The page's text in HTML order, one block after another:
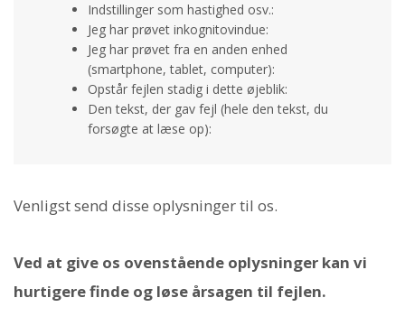
Indstillinger som hastighed osv.:
Jeg har prøvet inkognitovindue:
Jeg har prøvet fra en anden enhed
(smartphone, tablet, computer):
Opstår fejlen stadig i dette øjeblik:
Den tekst, der gav fejl (hele den tekst, du
forsøgte at læse op):
Venligst send disse oplysninger til os.
Ved at give os ovenstående oplysninger kan vi
hurtigere finde og løse årsagen til fejlen.